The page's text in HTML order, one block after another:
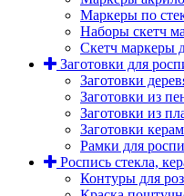
Маркеры по
Наборы скетч
Скетч маркеры
Заготовки для
Заготовки
Заготовки из
Заготовки из
Заготовки
Рамки для
Роспись стекла,
Контуры для